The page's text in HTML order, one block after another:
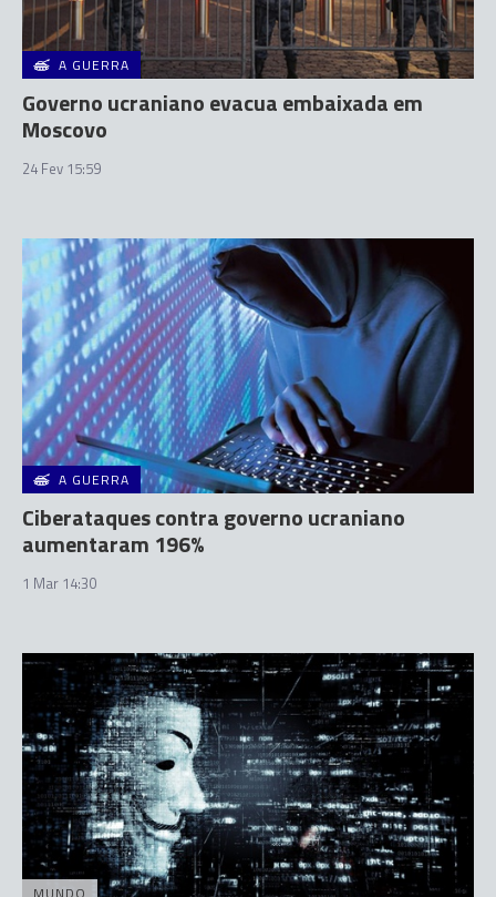
A GUERRA
Governo ucraniano evacua embaixada em
Moscovo
24 Fev 15:59
A GUERRA
Ciberataques contra governo ucraniano
aumentaram 196%
1 Mar 14:30